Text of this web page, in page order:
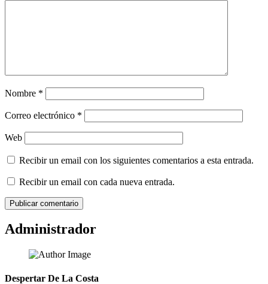
Nombre *
Correo electrónico *
Web
Recibir un email con los siguientes comentarios a esta entrada.
Recibir un email con cada nueva entrada.
Administrador
Despertar De La Costa